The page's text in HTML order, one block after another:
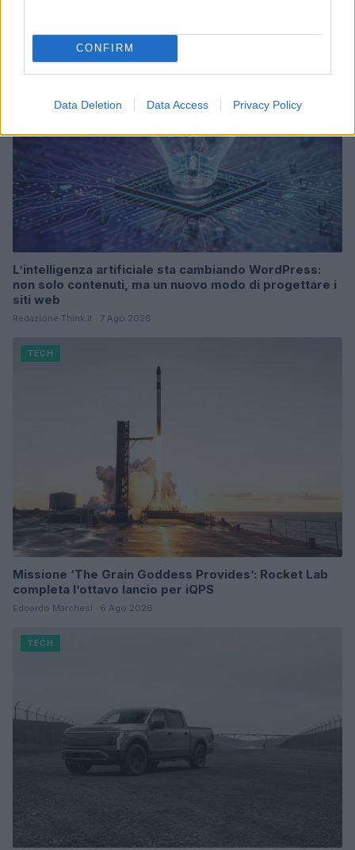
CONFIRM
Data Deletion Data Access Privacy Policy
L’intelligenza artificiale sta cambiando WordPress:
non solo contenuti, ma un nuovo modo di progettare i
siti web
Redazione Think.it · 7 Ago 2026
TECH
Missione ‘The Grain Goddess Provides’: Rocket Lab
completa l’ottavo lancio per iQPS
Edoardo Marchesi · 6 Ago 2026
TECH